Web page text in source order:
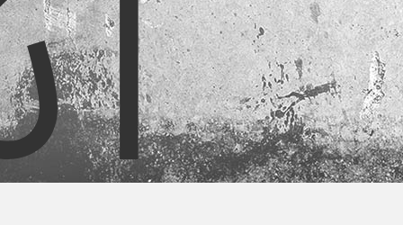
تماس با ما